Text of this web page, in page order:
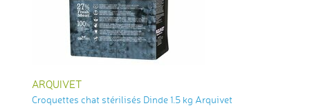
ARQUIVET
Croquettes chat stérilisés Dinde 1.5 kg Arquivet